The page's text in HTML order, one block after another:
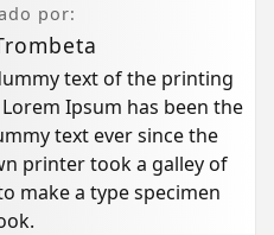
por:
text of the printing
Ipsum has been the
text ever since the
printer took a galley of
make a type specimen